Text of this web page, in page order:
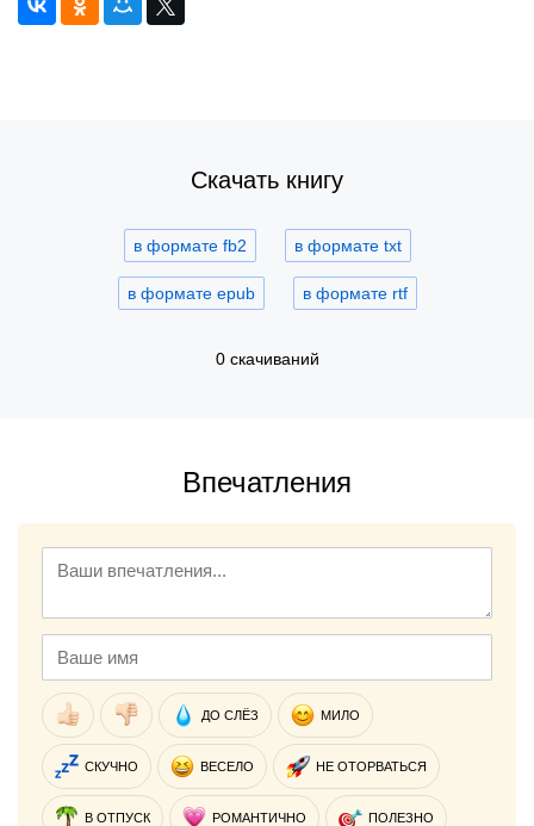
Скачать книгу
в формате fb2 в формате txt
в формате epub в формате rtf
0 скачиваний
Впечатления
ДО СЛЁЗ МИЛО
СКУЧНО ВЕСЕЛО НЕ ОТОРВАТЬСЯ
В ОТПУСК РОМАНТИЧНО ПОЛЕЗНО